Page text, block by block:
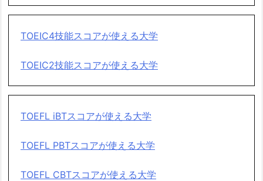
TOEIC4技能スコアが使える大学
TOEIC2技能スコアが使える大学
TOEFL iBTスコアが使える大学
TOEFL PBTスコアが使える大学
TOEFL CBTスコアが使える大学